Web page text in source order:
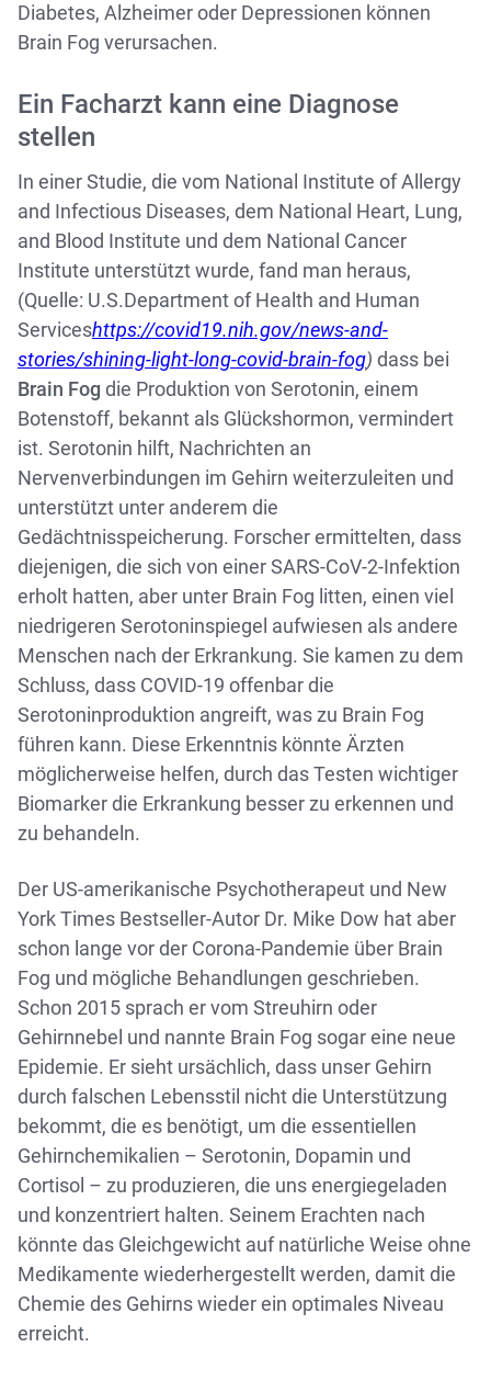
Diabetes, Alzheimer oder Depressionen können
Brain Fog verursachen.
Ein Facharzt kann eine Diagnose
stellen
In einer Studie, die vom National Institute of Allergy
and Infectious Diseases, dem National Heart, Lung,
and Blood Institute und dem National Cancer
Institute unterstützt wurde, fand man heraus,
(Quelle: U.S.Department of Health and Human
Serviceshttps://covid19.nih.gov/news-and-
stories/shining-light-long-covid-brain-fog) dass bei
Brain Fog die Produktion von Serotonin, einem
Botenstoff, bekannt als Glückshormon, vermindert
ist. Serotonin hilft, Nachrichten an
Nervenverbindungen im Gehirn weiterzuleiten und
unterstützt unter anderem die
Gedächtnisspeicherung. Forscher ermittelten, dass
diejenigen, die sich von einer SARS-CoV-2-Infektion
erholt hatten, aber unter Brain Fog litten, einen viel
niedrigeren Serotoninspiegel aufwiesen als andere
Menschen nach der Erkrankung. Sie kamen zu dem
Schluss, dass COVID-19 offenbar die
Serotoninproduktion angreift, was zu Brain Fog
führen kann. Diese Erkenntnis könnte Ärzten
möglicherweise helfen, durch das Testen wichtiger
Biomarker die Erkrankung besser zu erkennen und
zu behandeln.
Der US-amerikanische Psychotherapeut und New
York Times Bestseller-Autor Dr. Mike Dow hat aber
schon lange vor der Corona-Pandemie über Brain
Fog und mögliche Behandlungen geschrieben.
Schon 2015 sprach er vom Streuhirn oder
Gehirnnebel und nannte Brain Fog sogar eine neue
Epidemie. Er sieht ursächlich, dass unser Gehirn
durch falschen Lebensstil nicht die Unterstützung
bekommt, die es benötigt, um die essentiellen
Gehirnchemikalien – Serotonin, Dopamin und
Cortisol – zu produzieren, die uns energiegeladen
und konzentriert halten. Seinem Erachten nach
könnte das Gleichgewicht auf natürliche Weise ohne
Medikamente wiederhergestellt werden, damit die
Chemie des Gehirns wieder ein optimales Niveau
erreicht.